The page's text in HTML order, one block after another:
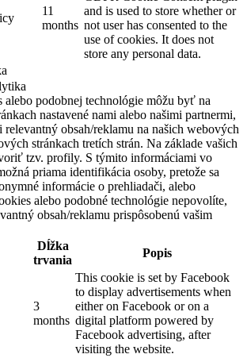
11
months
and is used to store whether or
not user has consented to the
use of cookies. It does not
store any personal data.
alebo podobnej technológie môžu byť na
nastavené nami alebo našimi partnermi,
relevantný obsah/reklamu na našich webových
stránkach tretích strán. Na základe vašich
tzv. profily. S týmito informáciami vo
priama identifikácia osoby, pretože sa
informácie o prehliadači, alebo
alebo podobné technológie nepovolíte,
obsah/reklamu prispôsobenú vašim
Dĺžka
trvania
Popis
3
months
This cookie is set by Facebook
to display advertisements when
either on Facebook or on a
digital platform powered by
Facebook advertising, after
visiting the website.